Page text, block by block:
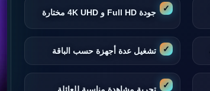
جودة Full HD و 4K UHD مختارة
تشغيل عدة أجهزة حسب الباقة